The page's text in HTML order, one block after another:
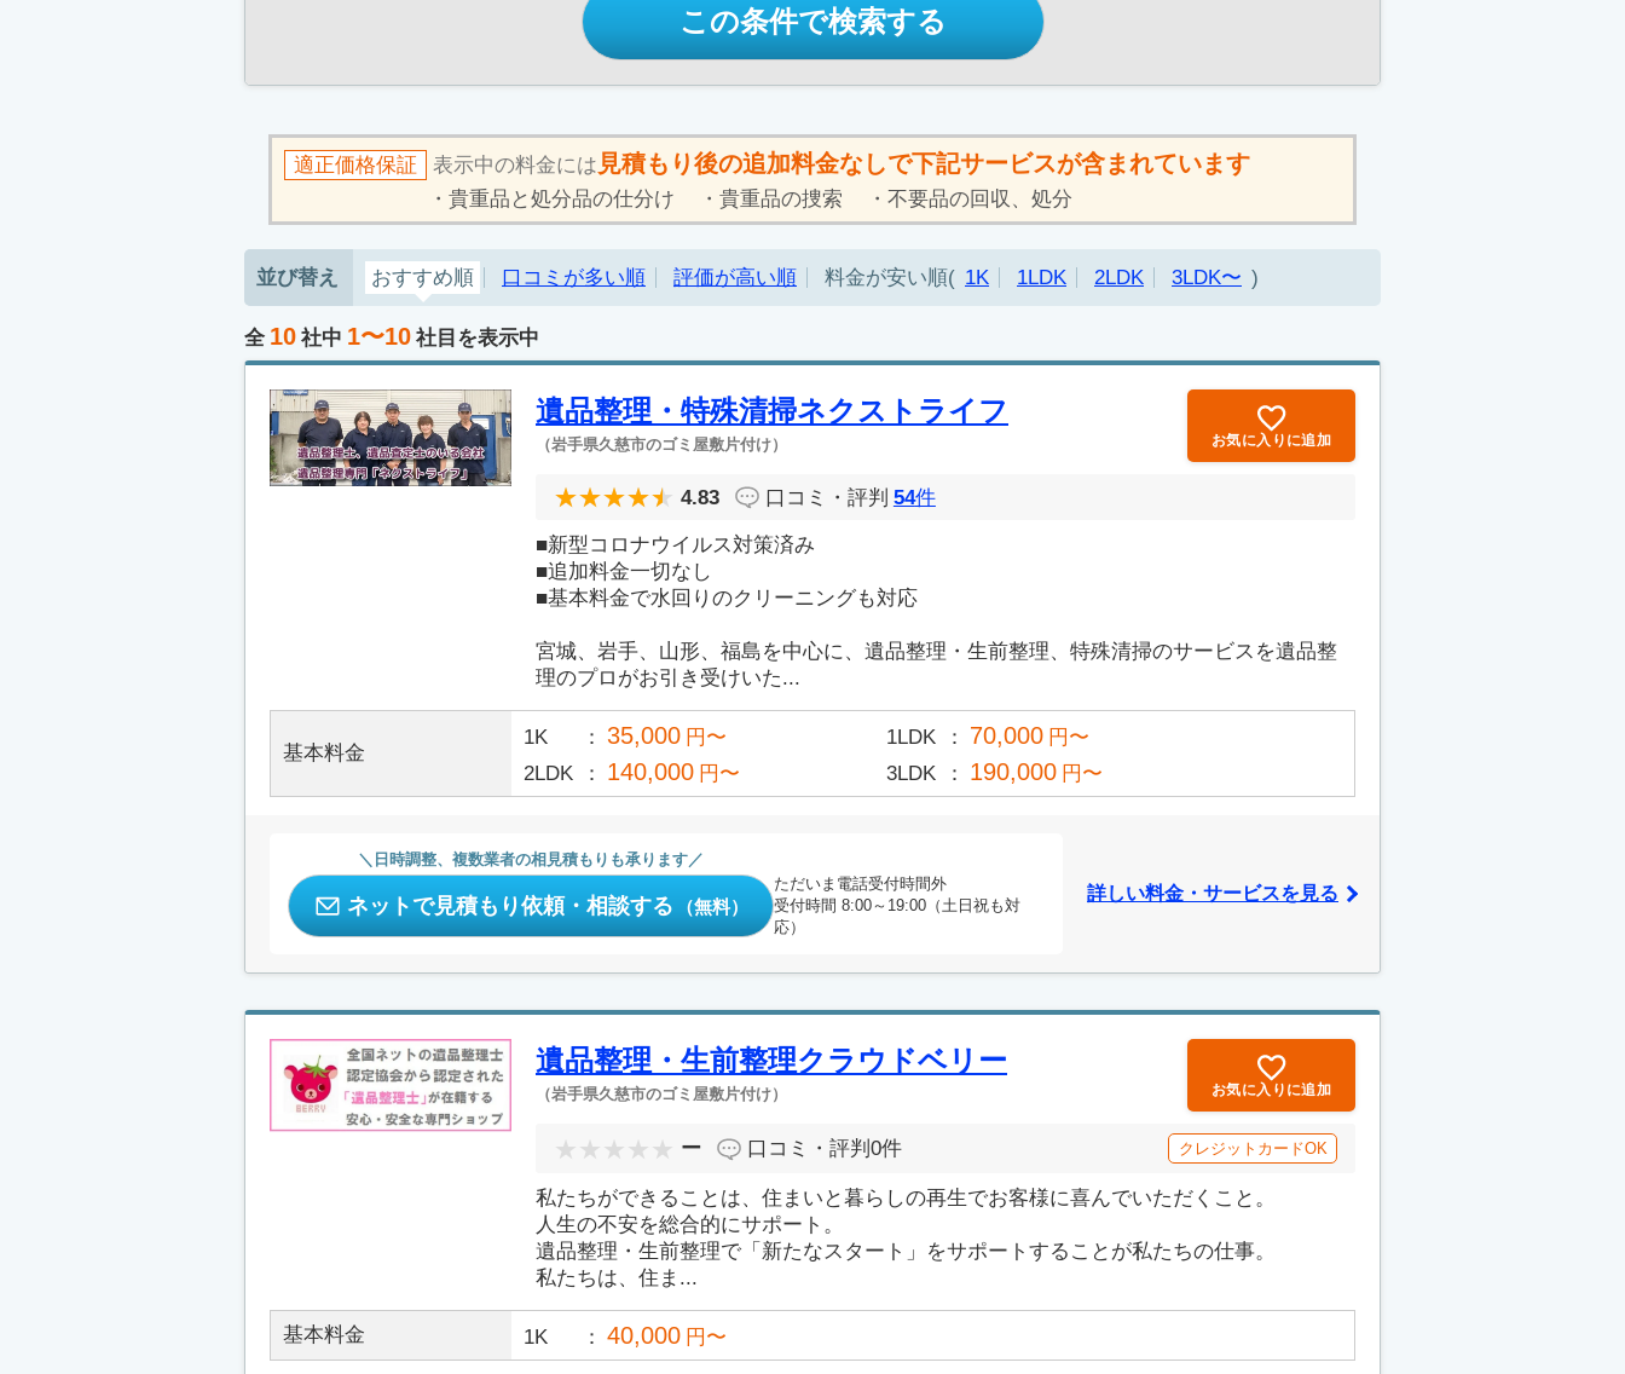
この条件で検索する
適正価格保証 表示中の料金には 見積もり後の追加料金なしで下記サービスが含まれています
貴重品と処分品の仕分け 貴重品の捜索 不要品の回収、処分
並び替え おすすめ順 口コミが多い順 評価が高い順 料金が安い順 1K 1LDK 2LDK 3LDK〜
全 10 社中 1〜10 社目を表示中
遺品整理・特殊清掃ネクストライフ
（岩手県久慈市のゴミ屋敷片付け） お気に入りに追加
4.83 口コミ・評判 54件
■新型コロナウイルス対策済み
■追加料金一切なし
■基本料金で水回りのクリーニングも対応
宮城、岩手、山形、福島を中心に、遺品整理・生前整理、特殊清掃のサービスを遺品整
理のプロがお引き受けいた...
基本料金
1K 35,000 円〜 1LDK 70,000 円〜
2LDK
140,000 円〜 3LDK 190,000 円〜
日時調整、複数業者の相見積もりも承ります
ネットで見積もり依頼・相談する （無料）
ただいま電話受付時間外
受付時間 8:00～19:00（土日祝も対
応）
詳しい料金・サービスを見る
遺品整理・生前整理クラウドベリー
（岩手県久慈市のゴミ屋敷片付け） お気に入りに追加
ー 口コミ・評判 0件 クレジットカードOK
私たちができることは、住まいと暮らしの再生でお客様に喜んでいただくこと。
人生の不安を総合的にサポート。
遺品整理・生前整理で「新たなスタート」をサポートすることが私たちの仕事。
私たちは、住ま...
基本料金 1K 40,000 円〜